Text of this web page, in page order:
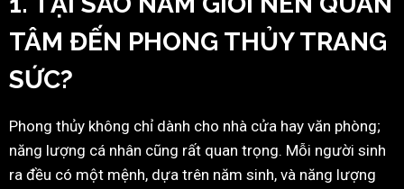
TÂM ĐẾN PHONG THỦY TRANG
SỨC?
Phong thủy không chỉ dành cho nhà cửa hay văn phòng;
năng lượng cá nhân cũng rất quan trọng. Mỗi người sinh
ra đều có một mệnh, dựa trên năm sinh, và năng lượng